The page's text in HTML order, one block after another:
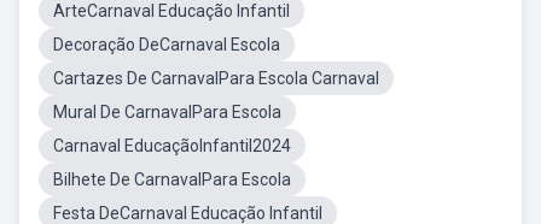
ArteCarnaval Educação Infantil
Decoração DeCarnaval Escola
Cartazes De CarnavalPara Escola Carnaval
Mural De CarnavalPara Escola
Carnaval EducaçãoInfantil2024
Bilhete De CarnavalPara Escola
Festa DeCarnaval Educação Infantil